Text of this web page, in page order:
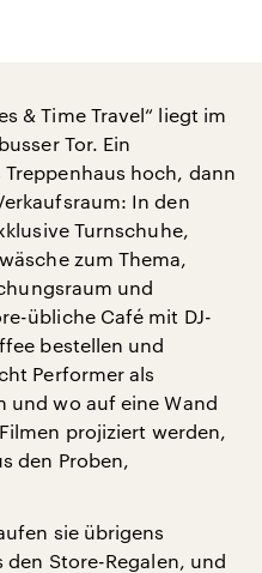
& Time Travel“ liegt im
Tor. Ein
hoch, dann
In den
Turnschuhe,
zum Thema,
und
übliche Café mit DJ-
bestellen und
Performer als
und wo auf eine Wand
projiziert werden,
den Proben,
sie übrigens
Store-Regalen, und